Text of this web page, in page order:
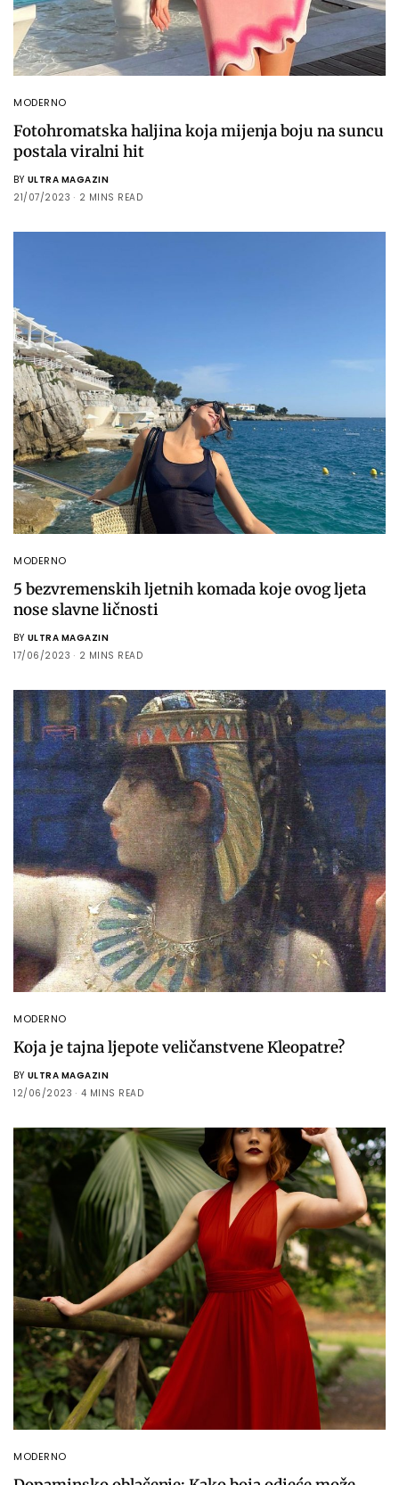
MODERNO
Fotohromatska haljina koja mijenja boju na suncu
postala viralni hit
BY ULTRA MAGAZIN
21/07/2023
2 MINS READ
MODERNO
5 bezvremenskih ljetnih komada koje ovog ljeta
nose slavne ličnosti
BY ULTRA MAGAZIN
17/06/2023
2 MINS READ
MODERNO
Koja je tajna ljepote veličanstvene Kleopatre?
BY ULTRA MAGAZIN
12/06/2023
4 MINS READ
MODERNO